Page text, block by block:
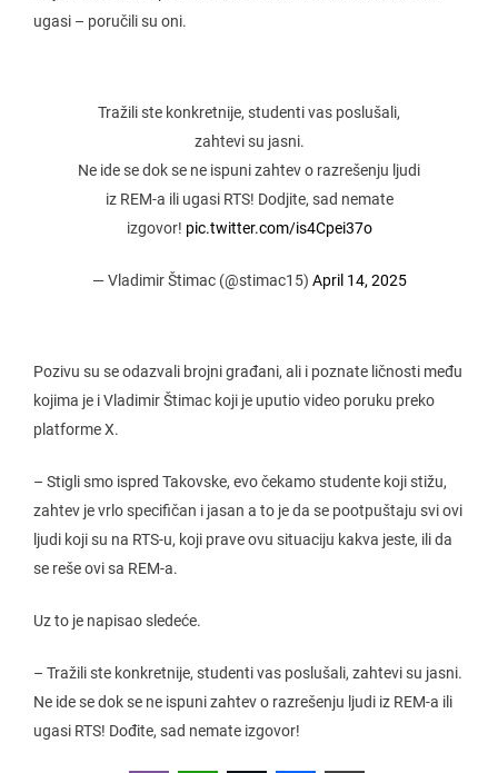
ugasi – poručili su oni.
Tražili ste konkretnije, studenti vas poslušali,
zahtevi su jasni.
Ne ide se dok se ne ispuni zahtev o razrešenju ljudi
iz REM-a ili ugasi RTS! Dodjite, sad nemate
izgovor! pic.twitter.com/is4Cpei37o
— Vladimir Štimac (@stimac15) April 14, 2025
Pozivu su se odazvali brojni građani, ali i poznate ličnosti među
kojima je i Vladimir Štimac koji je uputio video poruku preko
platforme X.
– Stigli smo ispred Takovske, evo čekamo studente koji stižu,
zahtev je vrlo specifičan i jasan a to je da se pootpuštaju svi ovi
ljudi koji su na RTS-u, koji prave ovu situaciju kakva jeste, ili da
se reše ovi sa REM-a.
Uz to je napisao sledeće.
– Tražili ste konkretnije, studenti vas poslušali, zahtevi su jasni.
Ne ide se dok se ne ispuni zahtev o razrešenju ljudi iz REM-a ili
ugasi RTS! Dođite, sad nemate izgovor!